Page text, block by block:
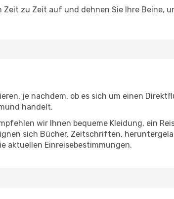
Zeit zu Zeit auf und dehnen Sie Ihre Beine,
je nachdem, ob es sich um einen
handelt.
wir Ihnen bequeme Kleidung, ein
sich Bücher, Zeitschriften,
aktuellen Einreisebestimmungen.